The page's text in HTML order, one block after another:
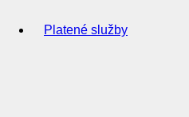
Platené služby